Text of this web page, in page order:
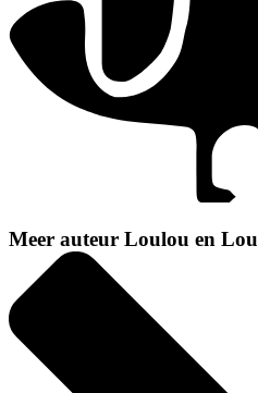
Meer auteur Loulou en Lou